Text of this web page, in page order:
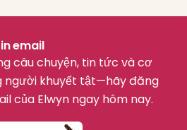
email
câu chuyện, tin tức và cơ
người khuyết tật—hãy đăng
của Elwyn ngay hôm nay.